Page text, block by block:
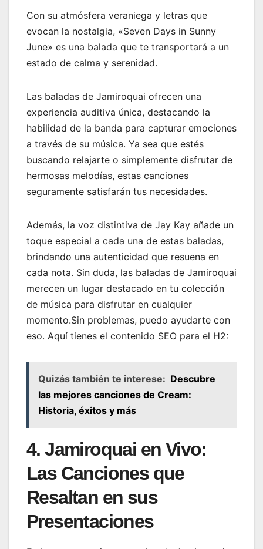
Con su atmósfera veraniega y letras que
evocan la nostalgia, «Seven Days in Sunny
June» es una balada que te transportará a un
estado de calma y serenidad.
Las baladas de Jamiroquai ofrecen una
experiencia auditiva única, destacando la
habilidad de la banda para capturar emociones
a través de su música. Ya sea que estés
buscando relajarte o simplemente disfrutar de
hermosas melodías, estas canciones
seguramente satisfarán tus necesidades.
Además, la voz distintiva de Jay Kay añade un
toque especial a cada una de estas baladas,
brindando una autenticidad que resuena en
cada nota. Sin duda, las baladas de Jamiroquai
merecen un lugar destacado en tu colección
de música para disfrutar en cualquier
momento.Sin problemas, puedo ayudarte con
eso. Aquí tienes el contenido SEO para el H2:
Quizás también te interese: Descubre
las mejores canciones de Cream:
Historia, éxitos y más
4. Jamiroquai en Vivo:
Las Canciones que
Resaltan en sus
Presentaciones